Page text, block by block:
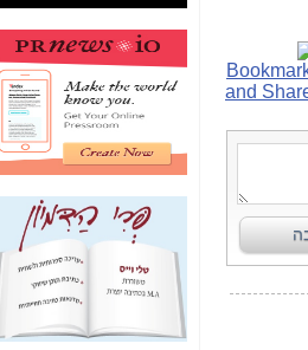
האם ביבי כשר
תקשורת עזר לקב'
בזק? -כאן
מה מקור ה-Fake
News שהביא לתפירת
תיק לביבי והעלמת
החשודים הנכונים -כאן
אחת הרגליים של "תיק
4000 התפור"
התמוטטה היום
בניצחון (כפול) של בזק
-
כאן
איך כתבות מפנקות